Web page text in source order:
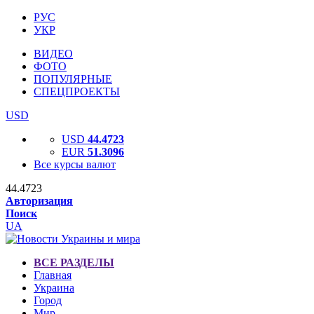
РУС
УКР
ВИДЕО
ФОТО
ПОПУЛЯРНЫЕ
СПЕЦПРОЕКТЫ
USD
USD 44.4723
EUR 51.3096
Все курсы валют
44.4723
Авторизация
Поиск
UA
ВСЕ РАЗДЕЛЫ
Главная
Украина
Город